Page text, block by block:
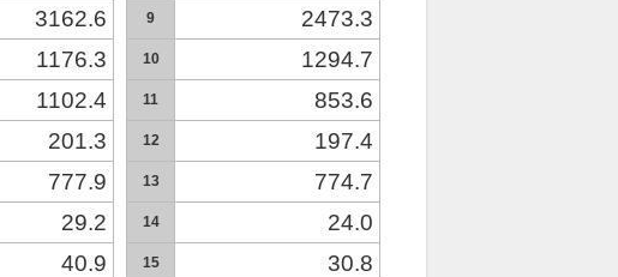
3162.6
1176.3
1102.4
201.3
777.9
29.2
40.9
9 2473.3
10 1294.7
11 853.6
12 197.4
13 774.7
14 24.0
15 30.8